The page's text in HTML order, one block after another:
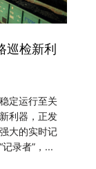
巡检新利
定运行至关
利器，正发
大的实时记
录者”，...